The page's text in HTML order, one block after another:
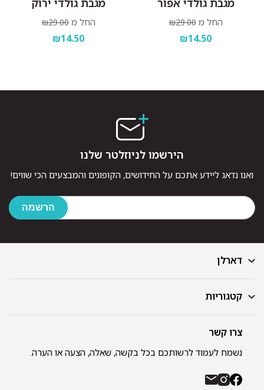
מגבת גולדי אפור
החל מ ₪29.00
₪14.50
מגבת גולדי ירוק
החל מ ₪29.00
₪14.50
דארלן
דף הבית
GIFT CARD
רשימת חנויות
משלוחים והחזרות
קטגוריות
מצעים
מגבות
כיסויי מיטה
צרו קשר
נשמח לעמוד לרשותכם בכל בקשה, שאלה, הצעה או הערה.
הירשמו לניוזלטר שלנו
ואנו נדאג ליידע אתכם על החידושים, הקופונים והמבצעים הכי שווים!